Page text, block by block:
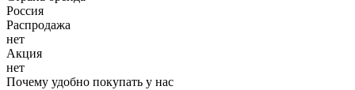
Россия
Распродажа
нет
Акция
нет
Почему удобно покупать у нас